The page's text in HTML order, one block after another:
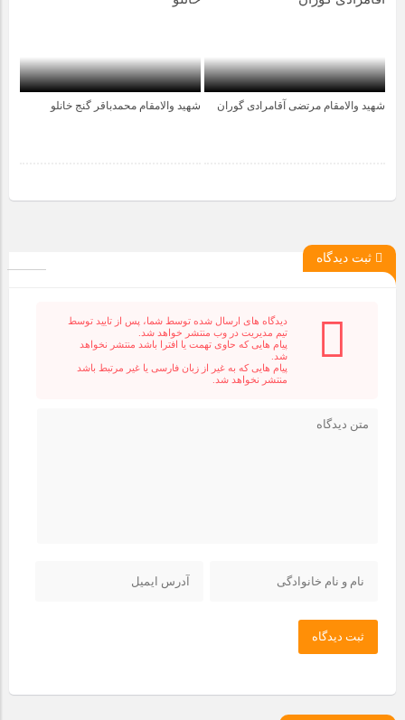
شهید والامقام مرتضی آقامرادی گوران شهید والامقام محمدباقر گنج خانلو
ثبت دیدگاه
دیدگاه های ارسال شده توسط شما، پس از تایید توسط
تیم مدیریت در وب منتشر خواهد شد.
پیام هایی که حاوی تهمت یا افترا باشد منتشر نخواهد
شد.
پیام هایی که به غیر از زبان فارسی یا غیر مرتبط باشد
منتشر نخواهد شد.
ثبت دیدگاه